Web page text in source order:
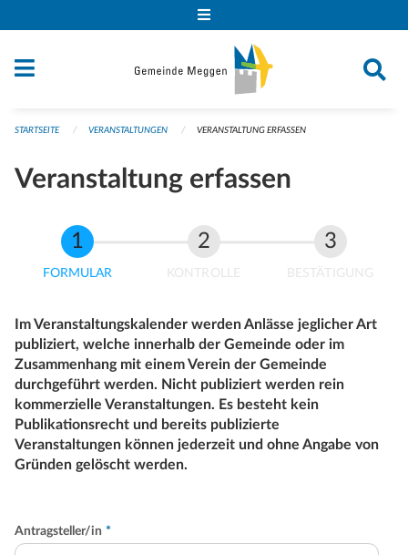
STARTSEITE VERANSTALTUNGEN VERANSTALTUNG ERFASSEN
Veranstaltung erfassen
FORMULAR KONTROLLE BESTÄTIGUNG
Im Veranstaltungskalender werden Anlässe jeglicher Art
publiziert, welche innerhalb der Gemeinde oder im
Zusammenhang mit einem Verein der Gemeinde
durchgeführt werden. Nicht publiziert werden rein
kommerzielle Veranstaltungen. Es besteht kein
Publikationsrecht und bereits publizierte
Veranstaltungen können jederzeit und ohne Angabe von
Gründen gelöscht werden.
Antragsteller/in *